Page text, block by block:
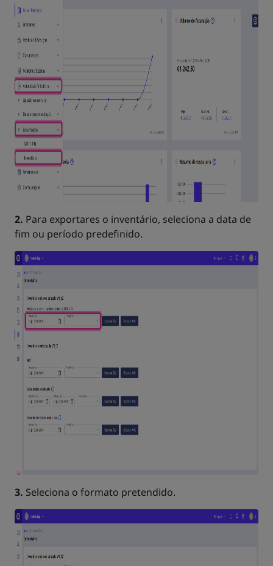
2. Para exportares o inventário, seleciona a data de
fim ou período predefinido.
3. Seleciona o formato pretendido.